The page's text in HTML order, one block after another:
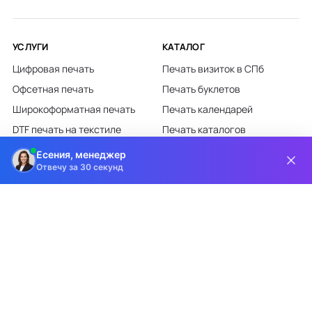
УСЛУГИ
Цифровая печать
Офсетная печать
Широкоформатная печать
DTF печать на текстиле
Лазерная гравировка
КАТАЛОГ
Печать визиток в СПб
Печать буклетов
Печать календарей
Печать каталогов
Есения, менеджер
Отвечу за 30 секунд